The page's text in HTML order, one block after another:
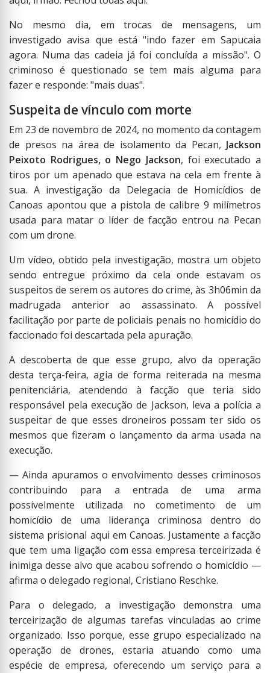
No mesmo dia, em trocas de mensagens, um
investigado avisa que está "indo fazer em Sapucaia
agora. Numa das cadeia já foi concluída a missão". O
criminoso é questionado se tem mais alguma para
fazer e responde: "mais duas".
Suspeita de vínculo com morte
Em 23 de novembro de 2024, no momento da contagem
de presos na área de isolamento da Pecan, Jackson
Peixoto Rodrigues, o Nego Jackson, foi executado a
tiros por um apenado que estava na cela em frente à
sua. A investigação da Delegacia de Homicídios de
Canoas apontou que a pistola de calibre 9 milímetros
usada para matar o líder de facção entrou na Pecan
com um drone.
Um vídeo, obtido pela investigação, mostra um objeto
sendo entregue próximo da cela onde estavam os
suspeitos de serem os autores do crime, às 3h06min da
madrugada anterior ao assassinato. A possível
facilitação por parte de policiais penais no homicídio do
faccionado foi descartada pela apuração.
A descoberta de que esse grupo, alvo da operação
desta terça-feira, agia de forma reiterada na mesma
penitenciária, atendendo à facção que teria sido
responsável pela execução de Jackson, leva a polícia a
suspeitar de que esses droneiros possam ter sido os
mesmos que fizeram o lançamento da arma usada na
execução.
— Ainda apuramos o envolvimento desses criminosos
contribuindo para a entrada de uma arma
possivelmente utilizada no cometimento de um
homicídio de uma liderança criminosa dentro do
sistema prisional aqui em Canoas. Justamente a facção
que tem uma ligação com essa empresa terceirizada é
inimiga desse alvo que acabou sofrendo o homicídio —
afirma o delegado regional, Cristiano Reschke.
Para o delegado, a investigação demonstra uma
terceirização de algumas tarefas vinculadas ao crime
organizado. Isso porque, esse grupo especializado na
operação de drones, estaria atuando como uma
espécie de empresa, oferecendo um serviço para a